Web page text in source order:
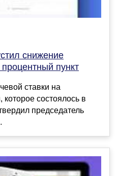
снижение
пункт
ставки на
состоялось в
председатель